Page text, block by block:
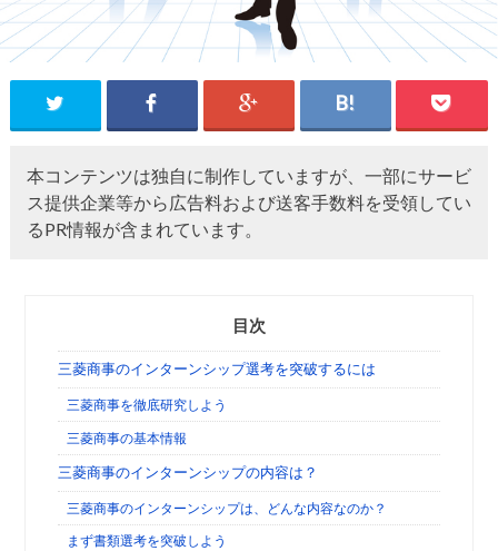
本コンテンツは独自に制作していますが、一部にサービ
ス提供企業等から広告料および送客手数料を受領してい
るPR情報が含まれています。
目次
三菱商事のインターンシップ選考を突破するには
三菱商事を徹底研究しよう
三菱商事の基本情報
三菱商事のインターンシップの内容は？
三菱商事のインターンシップは、どんな内容なのか？
まず書類選考を突破しよう